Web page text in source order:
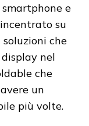
e
su
che
nel
che
un
più volte.